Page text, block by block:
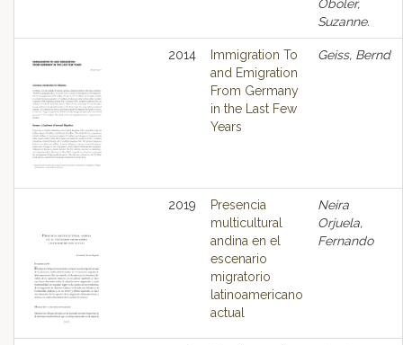
Oboler,
Suzanne.
2014
Immigration To
and Emigration
From Germany
in the Last Few
Years
Geiss, Bernd
2019
Presencia
multicultural
andina en el
escenario
migratorio
latinoamericano
actual
Neira
Orjuela,
Fernando